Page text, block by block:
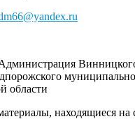
области
находящиеся на